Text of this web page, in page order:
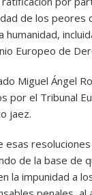
de los peores
humanidad,
Europeo de
Miguel Ángel
por el Tribunal
jaez.
esas
de la base de
la impunidad a